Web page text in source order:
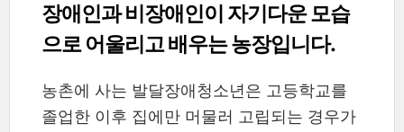
장애인과 비장애인이 자기다운 모습
으로 어울리고 배우는 농장입니다.
농촌에 사는 발달장애청소년은 고등학교를
졸업한 이후 집에만 머물러 고립되는 경우가